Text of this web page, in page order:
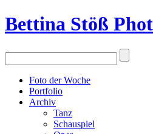
Bettina Stöß
Foto der Woche
Portfolio
Archiv
Tanz
Schauspiel